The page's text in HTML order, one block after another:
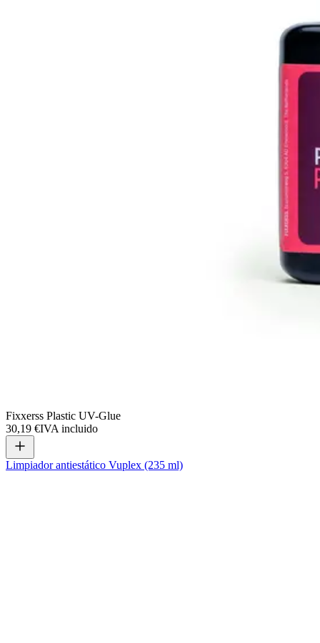
Fixxerss Plastic UV-Glue
30,19 €IVA incluido
Limpiador antiestático Vuplex (235 ml)